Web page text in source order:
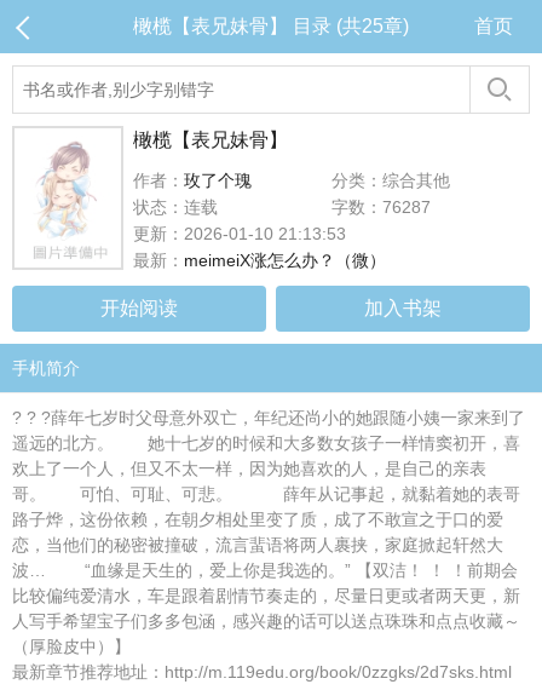
橄榄【表兄妹骨】 目录 (共25章) 首页
橄榄【表兄妹骨】
作者： 玫了个瑰
分类：综合其他
状态：连载
字数：76287
更新：2026-01-10 21:13:53
最新： meimeiX涨怎么办？（微）
开始阅读 加入书架
手机简介
? ? ?薛年七岁时父母意外双亡，年纪还尚小的她跟随小姨一家来到了
遥远的北方。 她十七岁的时候和大多数女孩子一样情窦初开，喜
欢上了一个人，但又不太一样，因为她喜欢的人，是自己的亲表
哥。 可怕、可耻、可悲。 薛年从记事起，就黏着她的表哥
路子烨，这份依赖，在朝夕相处里变了质，成了不敢宣之于口的爱
恋，当他们的秘密被撞破，流言蜚语将两人裹挟，家庭掀起轩然大
波… “血缘是天生的，爱上你是我选的。” 【双洁！ ！ ！前期会
比较偏纯爱清水，车是跟着剧情节奏走的，尽量日更或者两天更，新
人写手希望宝子们多多包涵，感兴趣的话可以送点珠珠和点点收藏～
（厚脸皮中）】
最新章节推荐地址：http://m.119edu.org/book/0zzgks/2d7sks.html